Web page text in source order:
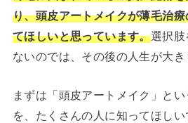
り、頭皮アートメイクが薄毛治
てほしいと思っています。選択肢
ないのでは、その後の人生が大き
まずは「頭皮アートメイク」と
を、たくさんの人に知ってほしい